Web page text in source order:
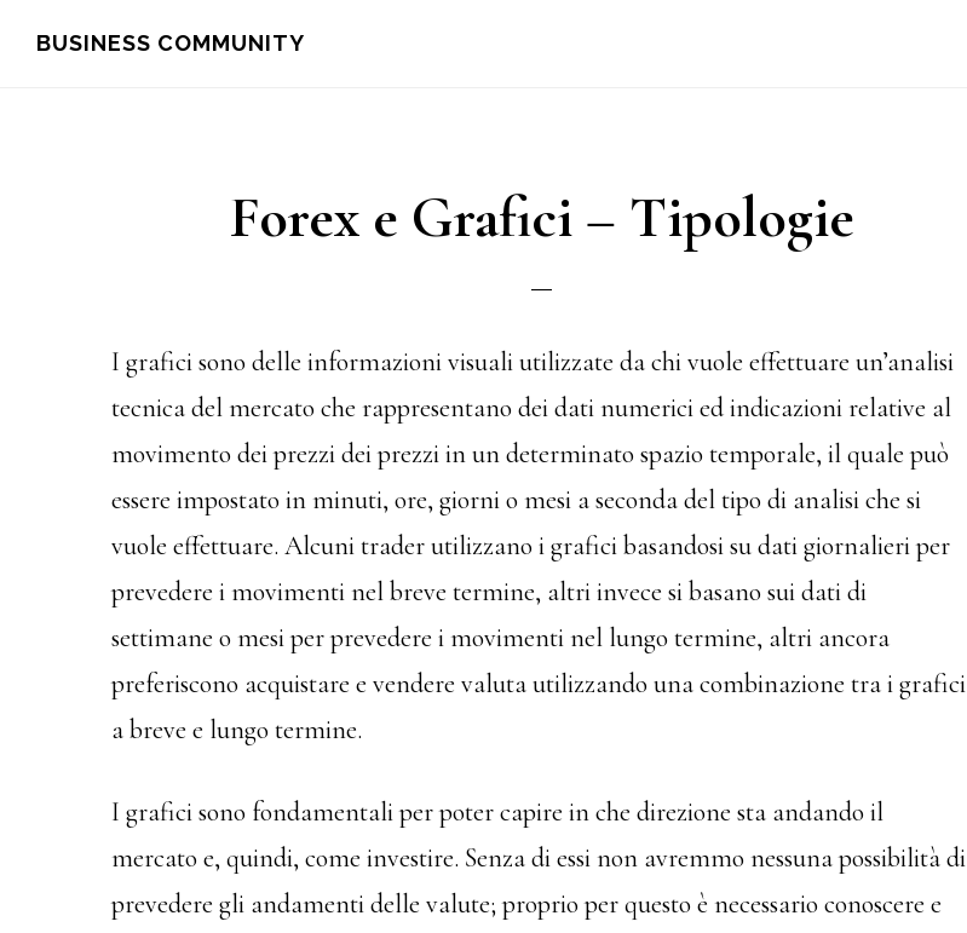
BUSINESS COMMUNITY
Forex e Grafici – Tipologie
I grafici sono delle informazioni visuali utilizzate da chi vuole effettuare un’analisi
tecnica del mercato che rappresentano dei dati numerici ed indicazioni relative al
movimento dei prezzi dei prezzi in un determinato spazio temporale, il quale può
essere impostato in minuti, ore, giorni o mesi a seconda del tipo di analisi che si
vuole effettuare. Alcuni trader utilizzano i grafici basandosi su dati giornalieri per
prevedere i movimenti nel breve termine, altri invece si basano sui dati di
settimane o mesi per prevedere i movimenti nel lungo termine, altri ancora
preferiscono acquistare e vendere valuta utilizzando una combinazione tra i grafici
a breve e lungo termine.
I grafici sono fondamentali per poter capire in che direzione sta andando il
mercato e, quindi, come investire. Senza di essi non avremmo nessuna possibilità di
prevedere gli andamenti delle valute; proprio per questo è necessario conoscere e